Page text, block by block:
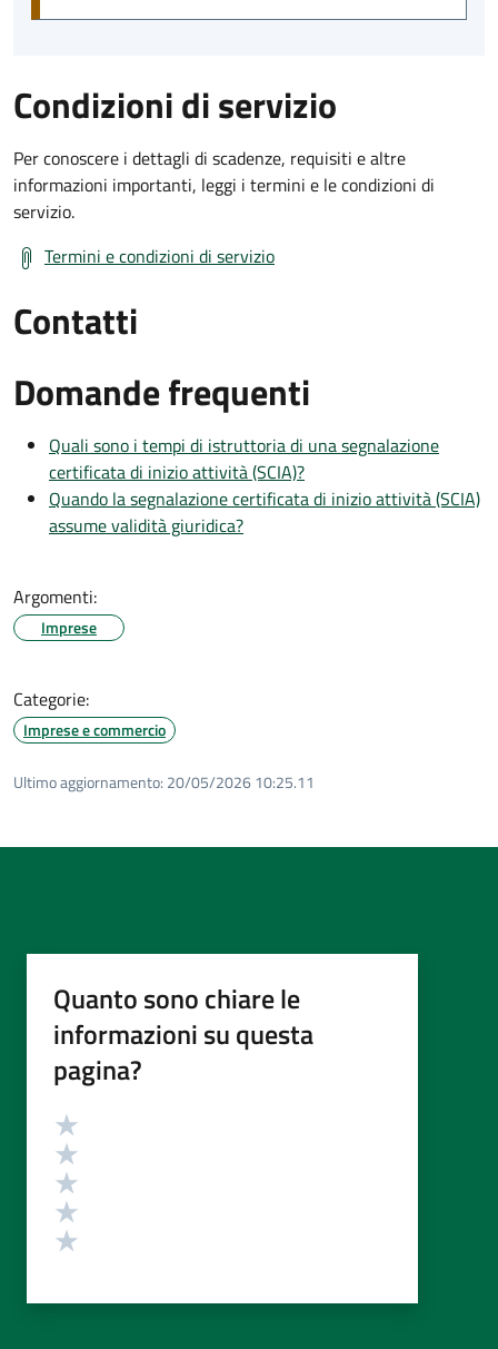
Condizioni di servizio
Per conoscere i dettagli di scadenze, requisiti e altre
informazioni importanti, leggi i termini e le condizioni di
servizio.
Termini e condizioni di servizio
Contatti
Domande frequenti
Quali sono i tempi di istruttoria di una segnalazione
certificata di inizio attività (SCIA)?
Quando la segnalazione certificata di inizio attività (SCIA)
assume validità giuridica?
Argomenti:
Imprese
Categorie:
Imprese e commercio
Ultimo aggiornamento: 20/05/2026 10:25.11
Quanto sono chiare le
informazioni su questa
pagina?
Valutazione